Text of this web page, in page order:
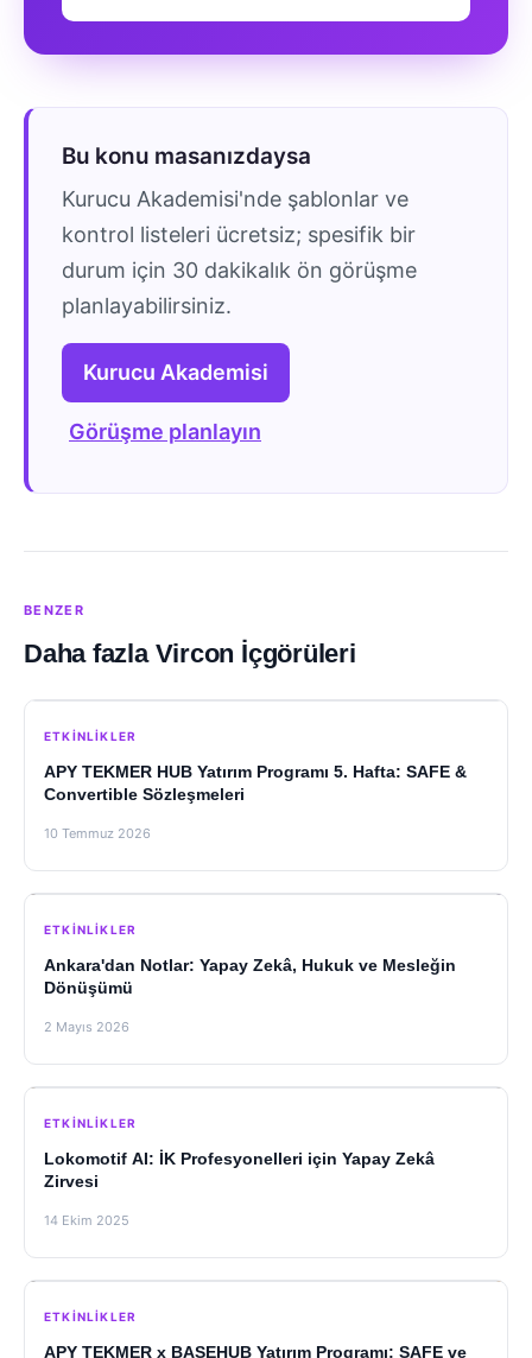
Bu konu masanızdaysa
Kurucu Akademisi'nde şablonlar ve
kontrol listeleri ücretsiz; spesifik bir
durum için 30 dakikalık ön görüşme
planlayabilirsiniz.
Kurucu Akademisi
Görüşme planlayın
BENZER
Daha fazla Vircon İçgörüleri
ETKINLIKLER
APY TEKMER HUB Yatırım Programı 5. Hafta: SAFE &
Convertible Sözleşmeleri
10 Temmuz 2026
ETKINLIKLER
Ankara'dan Notlar: Yapay Zekâ, Hukuk ve Mesleğin
Dönüşümü
2 Mayıs 2026
ETKINLIKLER
Lokomotif AI: İK Profesyonelleri için Yapay Zekâ
Zirvesi
14 Ekim 2025
ETKINLIKLER
APY TEKMER x BASEHUB Yatırım Programı: SAFE ve